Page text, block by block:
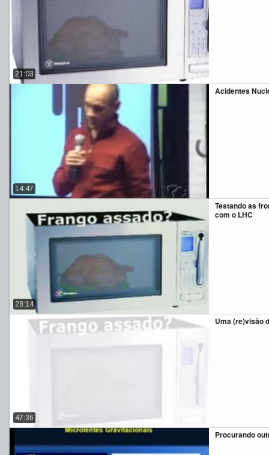
21:03
Acidentes
14:47
Testando as
com o LHC
28:14
Uma (re)visão
47:36
Procurando